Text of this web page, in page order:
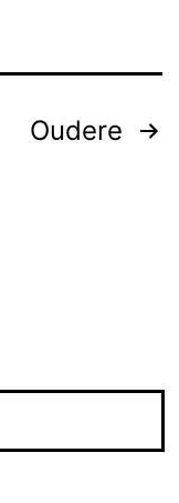
Oudere